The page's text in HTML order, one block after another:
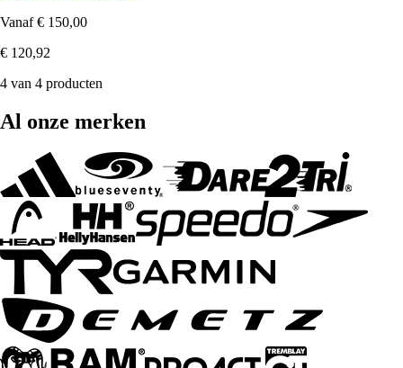
Vanaf € 150,00
€ 120,92
4 van 4 producten
Al onze merken